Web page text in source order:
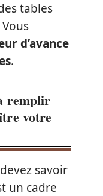
tables
d’avance
.
remplir
votre
savoir
un cadre